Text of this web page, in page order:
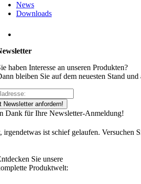
News
Downloads
haben Interesse an unseren Produkten?
bleiben Sie auf dem neuesten Stand
Newsletter anfordern!
Dank für Ihre Newsletter-Anmeldung!
irgendetwas ist schief gelaufen. Versuchen
Sie unsere
Produktwelt: